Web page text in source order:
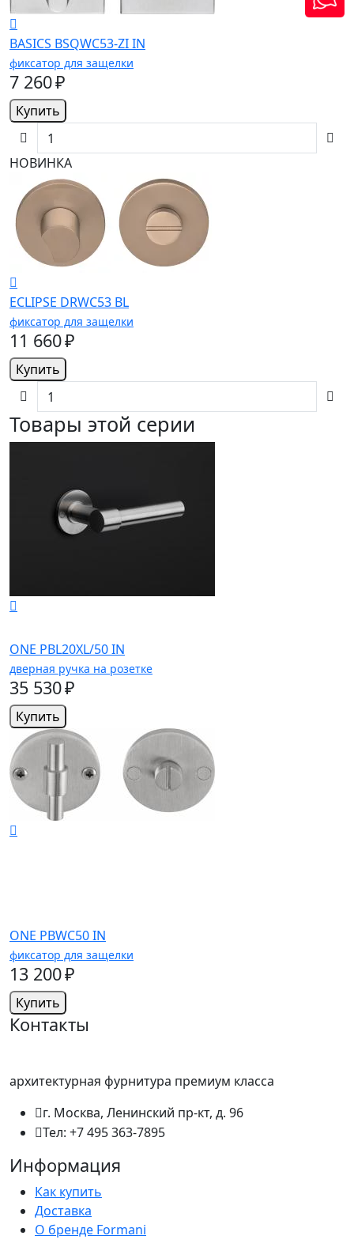
BASICS BSQWC53-ZI IN
фиксатор для защелки
7 260 ₽
Купить
НОВИНКА
ECLIPSE DRWC53 BL
фиксатор для защелки
11 660 ₽
Купить
Товары этой серии
ONE PBL20XL/50 IN
дверная ручка на розетке
35 530 ₽
Купить
ONE PBWC50 IN
фиксатор для защелки
13 200 ₽
Купить
Контакты
архитектурная фурнитура премиум класса
г. Москва, Ленинский пр-кт, д. 96
Тел: +7 495 363-7895
Информация
Как купить
Доставка
О бренде Formani